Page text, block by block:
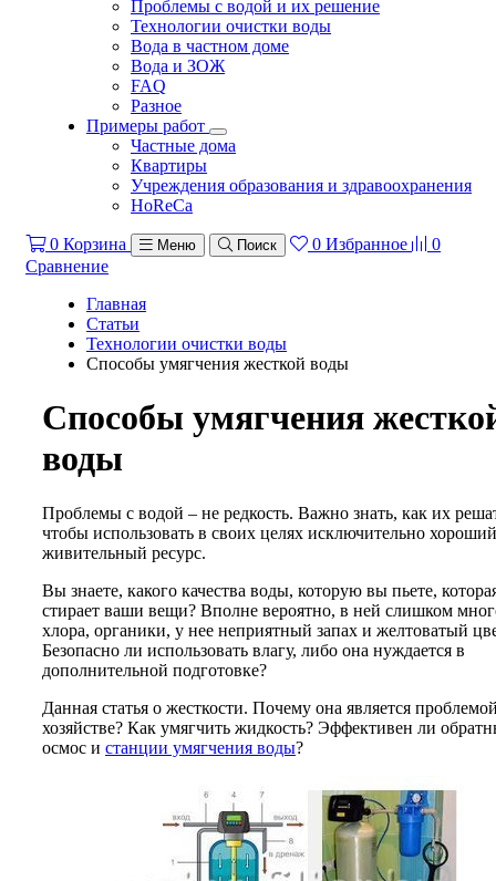
Проблемы с водой и их решение
Технологии очистки воды
Вода в частном доме
Вода и ЗОЖ
FAQ
Разное
Примеры работ
Частные дома
Квартиры
Учреждения образования и здравоохранения
HoReCa
0 Корзина Меню Поиск 0 Избранное
0
Сравнение
Главная
Статьи
Технологии очистки воды
Способы умягчения жесткой воды
Способы умягчения
воды
Проблемы с водой – не редкость. Важно знать, как их
чтобы использовать в своих целях исключительно хороший
живительный ресурс.
Вы знаете, какого качества воды, которую вы пьете,
стирает ваши вещи? Вполне вероятно, в ней слишком
хлора, органики, у нее неприятный запах и желтоватый
Безопасно ли использовать влагу, либо она нуждается в
дополнительной подготовке?
Данная статья о жесткости. Почему она является
хозяйстве? Как умягчить жидкость? Эффективен ли
осмос и станции умягчения воды?